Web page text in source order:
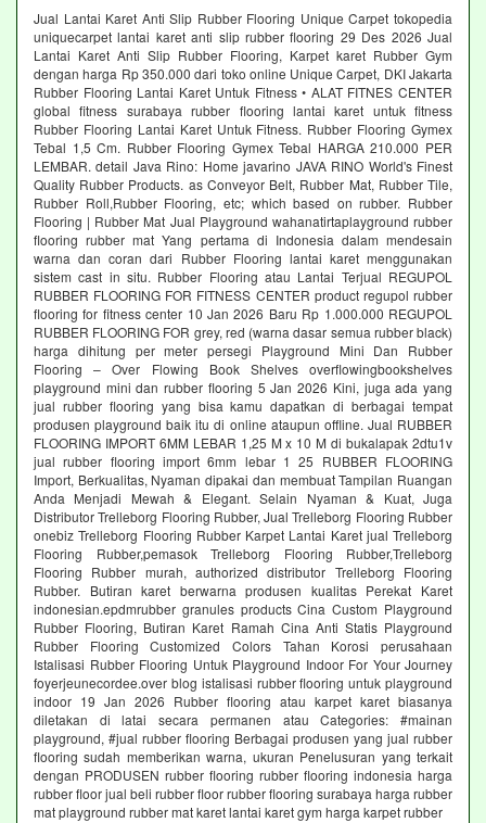
Jual Lantai Karet Anti Slip Rubber Flooring Unique Carpet tokopedia
uniquecarpet lantai karet anti slip rubber flooring 29 Des 2026 Jual
Lantai Karet Anti Slip Rubber Flooring, Karpet karet Rubber Gym
dengan harga Rp 350.000 dari toko online Unique Carpet, DKI Jakarta
Rubber Flooring Lantai Karet Untuk Fitness • ALAT FITNES CENTER
global fitness surabaya rubber flooring lantai karet untuk fitness
Rubber Flooring Lantai Karet Untuk Fitness. Rubber Flooring Gymex
Tebal 1,5 Cm. Rubber Flooring Gymex Tebal HARGA 210.000 PER
LEMBAR. detail Java Rino: Home javarino JAVA RINO World's Finest
Quality Rubber Products. as Conveyor Belt, Rubber Mat, Rubber Tile,
Rubber Roll,Rubber Flooring, etc; which based on rubber. Rubber
Flooring | Rubber Mat Jual Playground wahanatirtaplayground rubber
flooring rubber mat Yang pertama di Indonesia dalam mendesain
warna dan coran dari Rubber Flooring lantai karet menggunakan
sistem cast in situ. Rubber Flooring atau Lantai Terjual REGUPOL
RUBBER FLOORING FOR FITNESS CENTER product regupol rubber
flooring for fitness center 10 Jan 2026 Baru Rp 1.000.000 REGUPOL
RUBBER FLOORING FOR grey, red (warna dasar semua rubber black)
harga dihitung per meter persegi Playground Mini Dan Rubber
Flooring – Over Flowing Book Shelves overflowingbookshelves
playground mini dan rubber flooring 5 Jan 2026 Kini, juga ada yang
jual rubber flooring yang bisa kamu dapatkan di berbagai tempat
produsen playground baik itu di online ataupun offline. Jual RUBBER
FLOORING IMPORT 6MM LEBAR 1,25 M x 10 M di bukalapak 2dtu1v
jual rubber flooring import 6mm lebar 1 25 RUBBER FLOORING
Import, Berkualitas, Nyaman dipakai dan membuat Tampilan Ruangan
Anda Menjadi Mewah & Elegant. Selain Nyaman & Kuat, Juga
Distributor Trelleborg Flooring Rubber, Jual Trelleborg Flooring Rubber
onebiz Trelleborg Flooring Rubber Karpet Lantai Karet jual Trelleborg
Flooring Rubber,pemasok Trelleborg Flooring Rubber,Trelleborg
Flooring Rubber murah, authorized distributor Trelleborg Flooring
Rubber. Butiran karet berwarna produsen kualitas Perekat Karet
indonesian.epdmrubber granules products Cina Custom Playground
Rubber Flooring, Butiran Karet Ramah Cina Anti Statis Playground
Rubber Flooring Customized Colors Tahan Korosi perusahaan
Istalisasi Rubber Flooring Untuk Playground Indoor For Your Journey
foyerjeunecordee.over blog istalisasi rubber flooring untuk playground
indoor 19 Jan 2026 Rubber flooring atau karpet karet biasanya
diletakan di latai secara permanen atau Categories: #mainan
playground, #jual rubber flooring Berbagai produsen yang jual rubber
flooring sudah memberikan warna, ukuran Penelusuran yang terkait
dengan PRODUSEN rubber flooring rubber flooring indonesia harga
rubber floor jual beli rubber floor rubber flooring surabaya harga rubber
mat playground rubber mat karet lantai karet gym harga karpet rubber